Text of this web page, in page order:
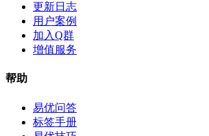
更新日志
用户案例
加入Q群
增值服务
帮助
易优问答
标签手册